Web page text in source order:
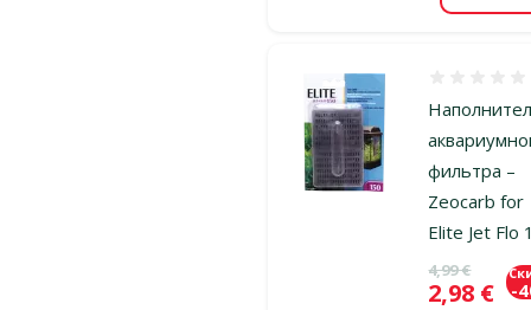
фильтра –
Zeocarb for
Elite Jet Flo
Исходная
4,99 €
Цена
2,98 € -